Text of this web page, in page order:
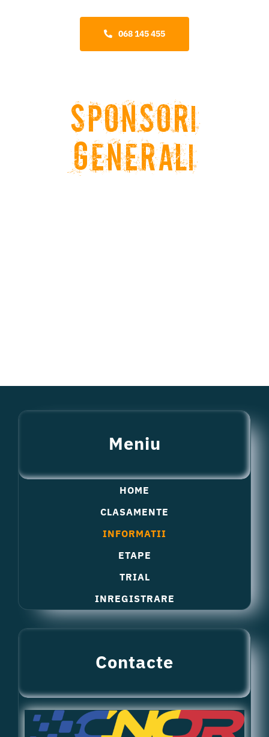
068 145 455
Sponsori
Generali
Meniu
HOME
CLASAMENTE
INFORMATII
ETAPE
TRIAL
INREGISTRARE
Contacte